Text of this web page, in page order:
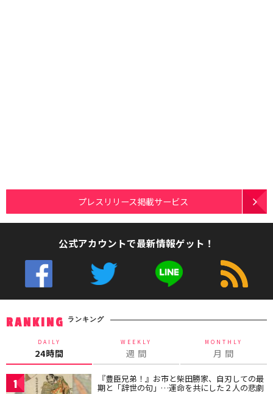
プレスリリース掲載サービス
公式アカウントで最新情報ゲット！
RANKING ランキング
DAILY
24時間
WEEKLY
週 間
MONTHLY
月 間
1 『豊臣兄弟！』お市と柴田勝家、自刃しての最
期と「辞世の句」…運命を共にした２人の悲劇